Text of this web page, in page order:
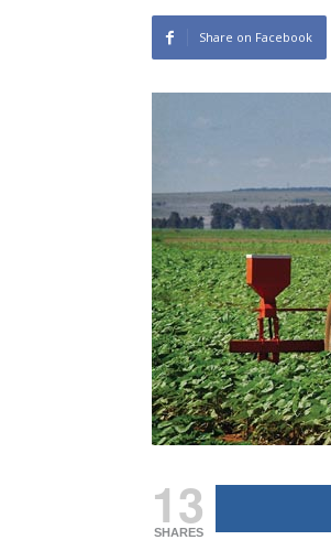
Share on Facebook
13
SHARES